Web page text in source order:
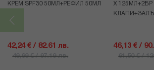
КРЕМ SPF30 50МЛ+РЕФИЛ 50МЛ
42,24 € / 82.61 лв.
49,69 € / 97.19 лв.
Х 125МЛ+2БР
46,13 € /
61,50 € /